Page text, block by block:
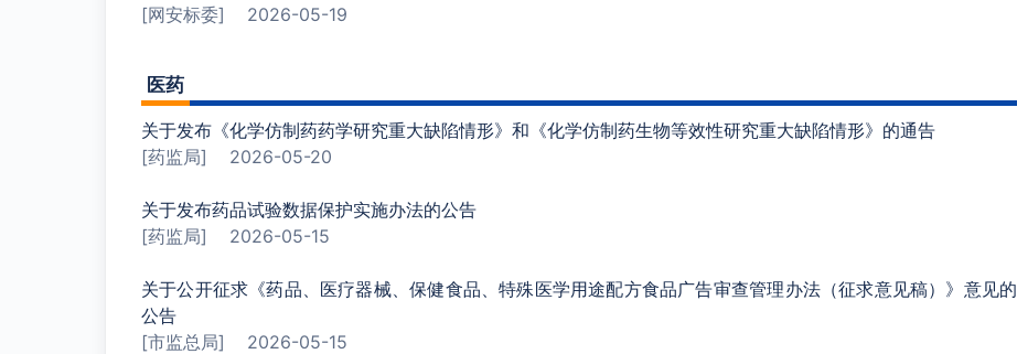
[网安标委] 2026-05-19
医药
关于发布《化学仿制药药学研究重大缺陷情形》和《化学仿制药生物等效性研究重大缺陷情形》的通告
[药监局] 2026-05-20
关于发布药品试验数据保护实施办法的公告
[药监局] 2026-05-15
关于公开征求《药品、医疗器械、保健食品、特殊医学用途配方食品广告审查管理办法（征求意见稿）》意见的
公告
[市监总局] 2026-05-15